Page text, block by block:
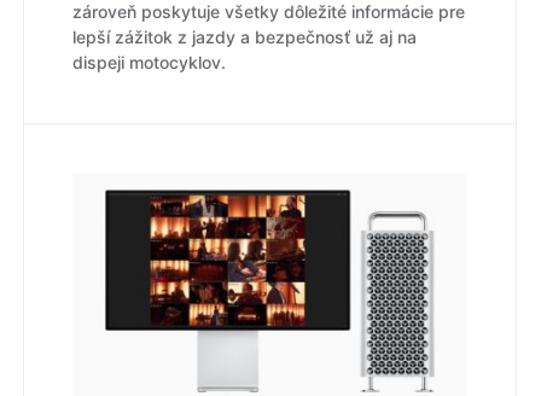
zároveň poskytuje všetky dôležité informácie pre
lepší zážitok z jazdy a bezpečnosť už aj na
dispeji motocyklov.